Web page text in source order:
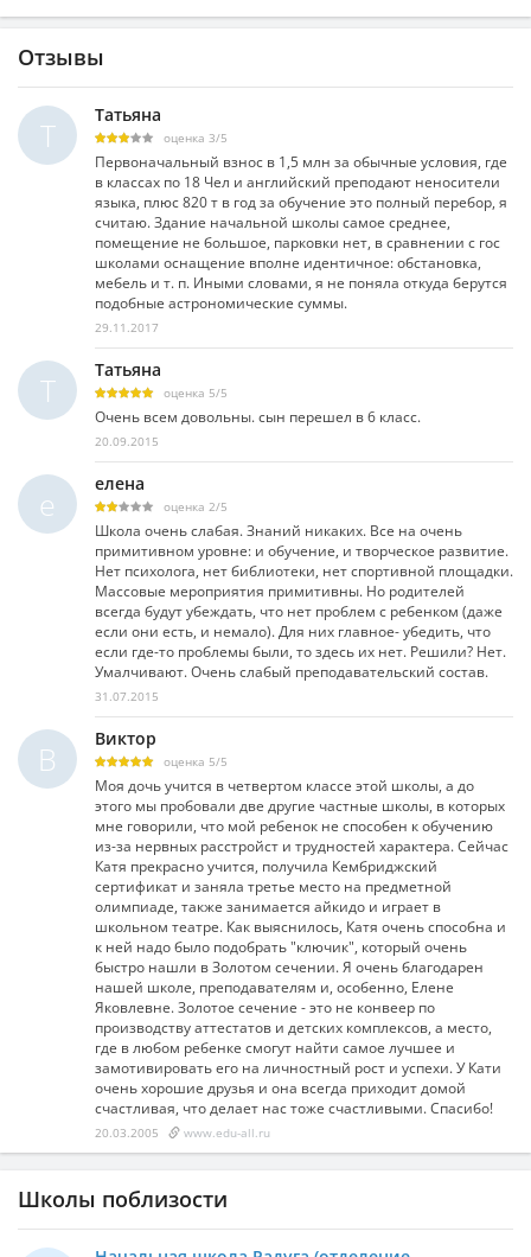
Отзывы
Т
Татьяна
оценка 3/5
Первоначальный взнос в 1,5 млн за обычные условия, где
в классах по 18 Чел и английский преподают неносители
языка, плюс 820 т в год за обучение это полный перебор, я
считаю. Здание начальной школы самое среднее,
помещение не большое, парковки нет, в сравнении с гос
школами оснащение вполне идентичное: обстановка,
мебель и т. п. Иными словами, я не поняла откуда берутся
подобные астрономические суммы.
29.11.2017
Т
Татьяна
оценка 5/5
Очень всем довольны. сын перешел в 6 класс.
20.09.2015
е
елена
оценка 2/5
Школа очень слабая. Знаний никаких. Все на очень
примитивном уровне: и обучение, и творческое развитие.
Нет психолога, нет библиотеки, нет спортивной площадки.
Массовые мероприятия примитивны. Но родителей
всегда будут убеждать, что нет проблем с ребенком (даже
если они есть, и немало). Для них главное- убедить, что
если где-то проблемы были, то здесь их нет. Решили? Нет.
Умалчивают. Очень слабый преподавательский состав.
31.07.2015
В
Виктор
оценка 5/5
Моя дочь учится в четвертом классе этой школы, а до
этого мы пробовали две другие частные школы, в которых
мне говорили, что мой ребенок не способен к обучению
из-за нервных расстройст и трудностей характера. Сейчас
Катя прекрасно учится, получила Кембриджский
сертификат и заняла третье место на предметной
олимпиаде, также занимается айкидо и играет в
школьном театре. Как выяснилось, Катя очень способна и
к ней надо было подобрать "ключик", который очень
быстро нашли в Золотом сечении. Я очень благодарен
нашей школе, преподавателям и, особенно, Елене
Яковлевне. Золотое сечение - это не конвеер по
производству аттестатов и детских комплексов, а место,
где в любом ребенке смогут найти самое лучшее и
замотивировать его на личностный рост и успехи. У Кати
очень хорошие друзья и она всегда приходит домой
счастливая, что делает нас тоже счастливыми. Спасибо!
20.03.2005 www.edu-all.ru
Школы поблизости